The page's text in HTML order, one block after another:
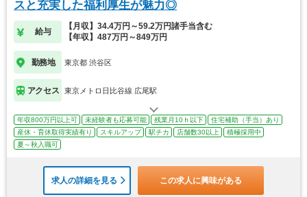
スと充実した福利厚生が魅力◎
給与
【月収】34.4万円～59.2万円諸手当含む
【年収】487万円～849万円
勤務地 東京都 渋谷区
アクセス 東京メトロ日比谷線 広尾駅
年収800万円以上可 未経験者も応募可能 残業月10ｈ以下
住宅補助（手当）あり
産休・育休取得実績有り
スキルアップ 駅チカ 店舗数30以上
積極採用中
夏～秋入職可
求人の詳細を見る この求人に興味がある